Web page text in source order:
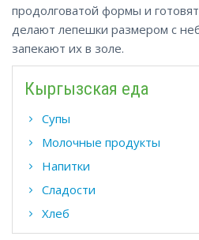
продолговатой формы и
делают лепешки размером с
запекают их в золе.
Кыргызская еда
Супы
Молочные продукты
Напитки
Сладости
Хлеб